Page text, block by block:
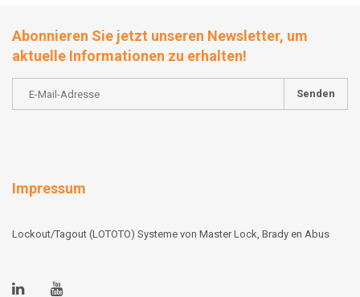
Abonnieren Sie jetzt unseren Newsletter, um
aktuelle Informationen zu erhalten!
Senden
Impressum
Lockout/Tagout (LOTOTO) Systeme von Master Lock, Brady en Abus